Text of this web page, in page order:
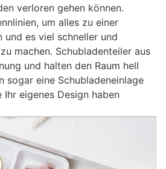
verloren gehen können.
um alles zu einer
und es viel schneller und
machen. Schubladenteiler aus
und halten den Raum hell
sogar eine Schubladeneinlage
Ihr eigenes Design haben